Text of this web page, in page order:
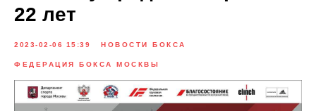
22 лет
2023-02-06 15:39 НОВОСТИ БОКСА
ФЕДЕРАЦИЯ БОКСА МОСКВЫ